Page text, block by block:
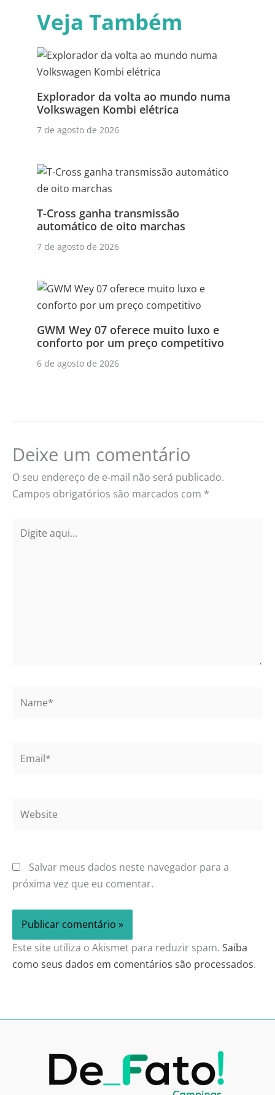
Veja Também
Explorador da volta ao mundo numa
Volkswagen Kombi elétrica
7 de agosto de 2026
T-Cross ganha transmissão
automático de oito marchas
7 de agosto de 2026
GWM Wey 07 oferece muito luxo e
conforto por um preço competitivo
6 de agosto de 2026
Deixe um comentário
O seu endereço de e-mail não será publicado.
Campos obrigatórios são marcados com *
aqui...
Salvar meus dados neste navegador para a
próxima vez que eu comentar.
Este site utiliza o Akismet para reduzir spam. Saiba
como seus dados em comentários são processados.